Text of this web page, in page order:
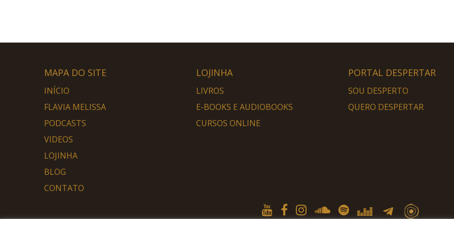
MAPA DO SITE
INÍCIO
FLAVIA MELISSA
PODCASTS
VIDEOS
LOJINHA
BLOG
CONTATO
LOJINHA
LIVROS
E-BOOKS E AUDIOBOOKS
CURSOS ONLINE
PORTAL DESPERTAR
SOU DESPERTO
QUERO DESPERTAR